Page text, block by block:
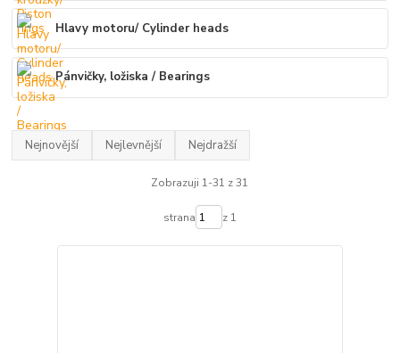
Hlavy motoru/ Cylinder heads
Pánvičky, ložiska / Bearings
Nejnovější Nejlevnější Nejdražší
Zobrazuji 1-31 z 31
strana z 1